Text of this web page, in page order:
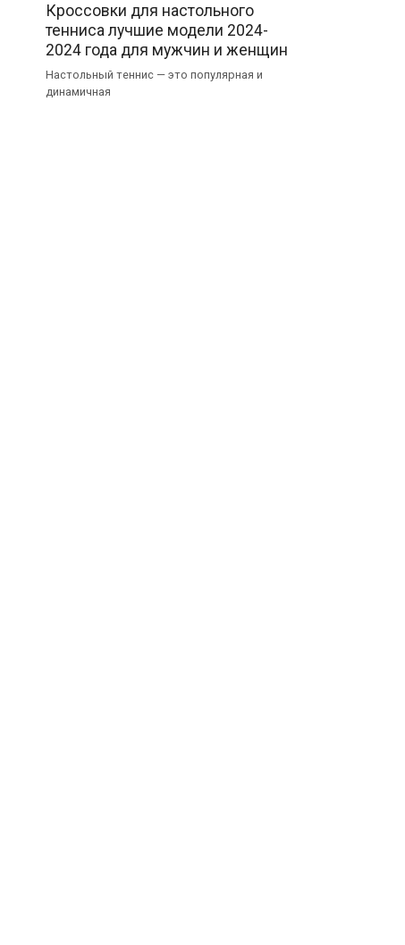
Кроссовки для настольного
тенниса лучшие модели 2024-
2024 года для мужчин и женщин
Настольный теннис — это популярная и
динамичная